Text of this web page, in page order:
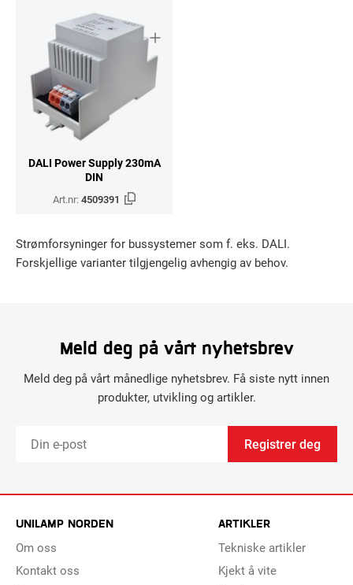
DALI Power Supply 230mA
DIN
Art.nr:4509391
Strømforsyninger for bussystemer som f. eks. DALI.
Forskjellige varianter tilgjengelig avhengig av behov.
Meld deg på vårt nyhetsbrev
Meld deg på vårt månedlige nyhetsbrev. Få siste nytt innen
produkter, utvikling og artikler.
Registrer deg
UNILAMP NORDEN
Om oss
Kontakt oss
ARTIKLER
Tekniske artikler
Kjekt å vite